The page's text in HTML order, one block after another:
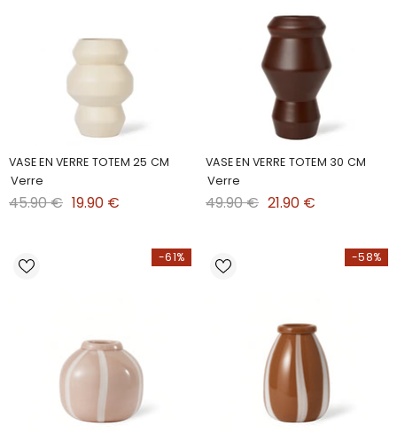
VASE EN VERRE TOTEM 25 CM
Verre
45.90 € 19.90 €
VASE EN VERRE TOTEM 30 CM
Verre
49.90 € 21.90 €
-61% -58%